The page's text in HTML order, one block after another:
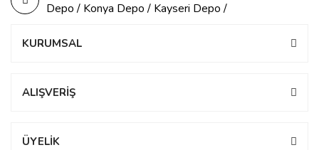
Depo / Konya Depo / Kayseri Depo /
KURUMSAL
ALIŞVERİŞ
ÜYELİK